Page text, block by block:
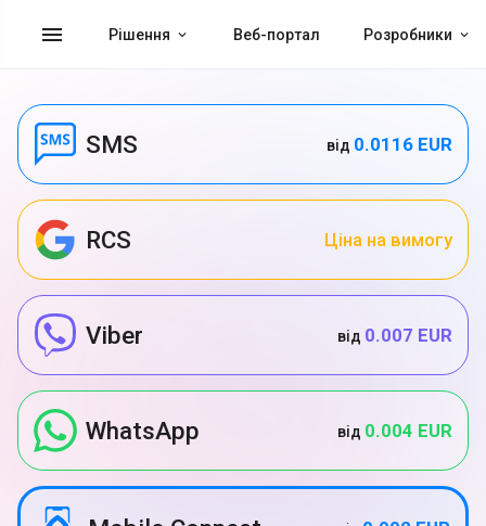
menu Рішення Веб-портал Розробники
SMS від 0.0116 EUR
RCS Ціна на вимогу
Viber від 0.007 EUR
WhatsApp від 0.004 EUR